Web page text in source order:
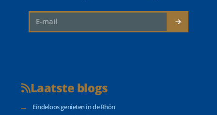
Laatste blogs
Eindeloos genieten in de Rhön